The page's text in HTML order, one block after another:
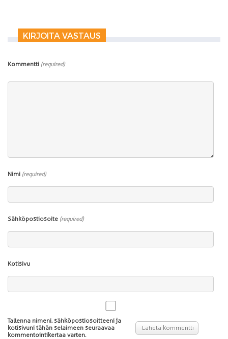
KIRJOITA VASTAUS
Kommentti (required)
Nimi (required)
Sähköpostiosoite (required)
Kotisivu
Tallenna nimeni, sähköpostiosoitteeni ja
kotisivuni tähän selaimeen seuraavaa
kommentointikertaa varten.